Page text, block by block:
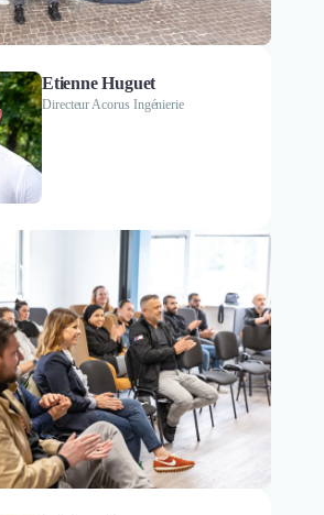
Etienne Huguet
Directeur Acorus Ingénierie